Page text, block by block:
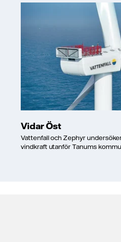
Vidar Öst
Vattenfall och Zephyr
vindkraft utanför Tanums